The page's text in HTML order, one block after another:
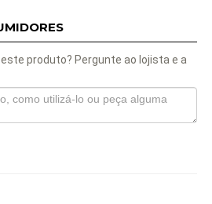
produto? Pergunte ao lojista e a